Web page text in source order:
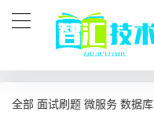
全部 面试刷题 微服务 数据库